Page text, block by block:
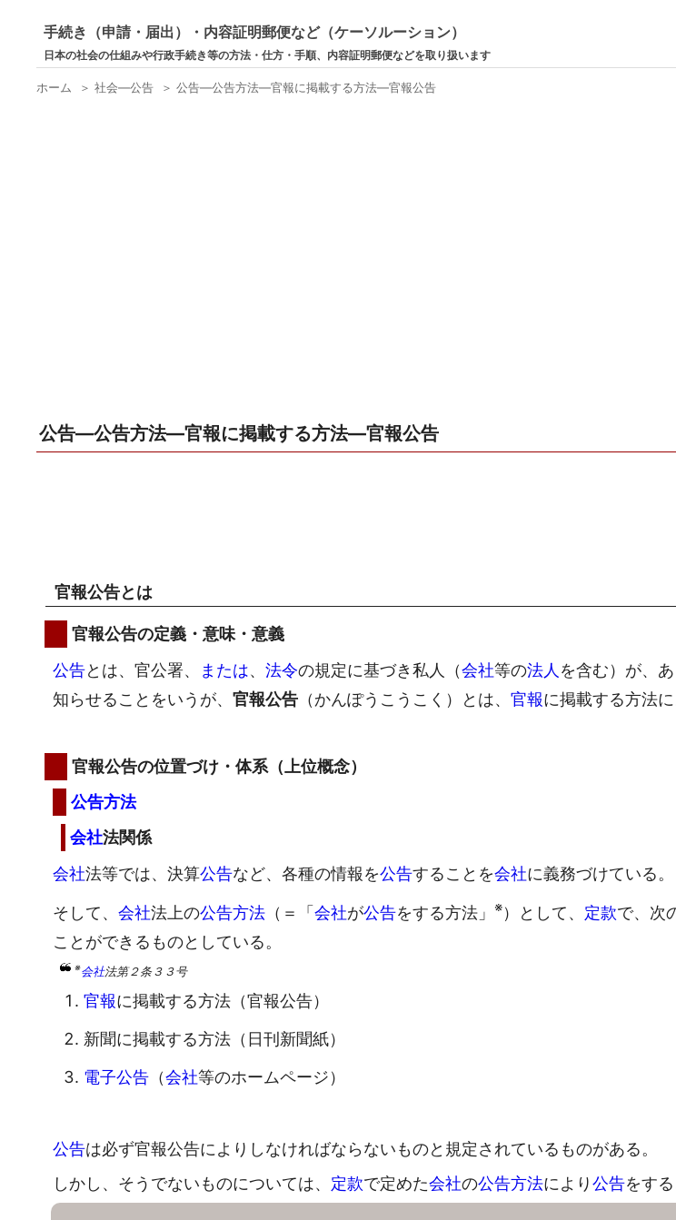
手続き（申請・届出）・内容証明郵便など（ケーソルーション）
日本の社会の仕組みや行政手続き等の方法・仕方・手順、内容証明郵便などを取り扱います
ホーム ＞社会―公告 ＞公告―公告方法―官報に掲載する方法―官報公告
公告―公告方法―官報に掲載する方法―官報公告
官報公告とは
官報公告の定義・意味・意義
公告とは、官公署、 または、法令の規定に基づき私人（会社等の法人 を含む）が、
知らせることをいうが、官報公告 （かんぽうこうこく）とは、官報に掲載する方法
官報公告の位置づけ・体系（上位概念）
公告方法
会社法関係
会社法等では、決算公告など、各種の情報を公告することを会社に義務づけている。
そして、会社法上の公告方法 （＝「会社が公告をする方法」 ※）として、 定款で、次
ことができるものとしている。
※会社法第２条３３号
官報に掲載する方法（官報公告）
新聞に掲載する方法（日刊新聞紙）
電子公告 （会社等のホームページ）
公告は必ず官報公告によりしなければならないものと規定されているものがある。
しかし、そうでないものについては、 定款で定めた会社の公告方法により公告をす